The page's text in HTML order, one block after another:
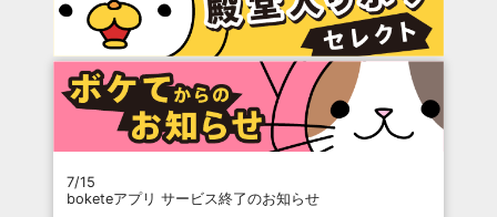
7/15
boketeアプリ サービス終了のお知らせ